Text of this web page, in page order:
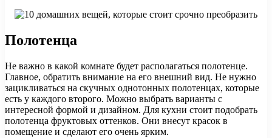
Полотенца
Не важно в какой комнате будет располагаться полотенце.
Главное, обратить внимание на его внешний вид. Не нужно
зацикливаться на скучных однотонных полотенцах, которые
есть у каждого второго. Можно выбрать варианты с
интересной формой и дизайном. Для кухни стоит подобрать
полотенца фруктовых оттенков. Они внесут красок в
помещение и сделают его очень ярким.